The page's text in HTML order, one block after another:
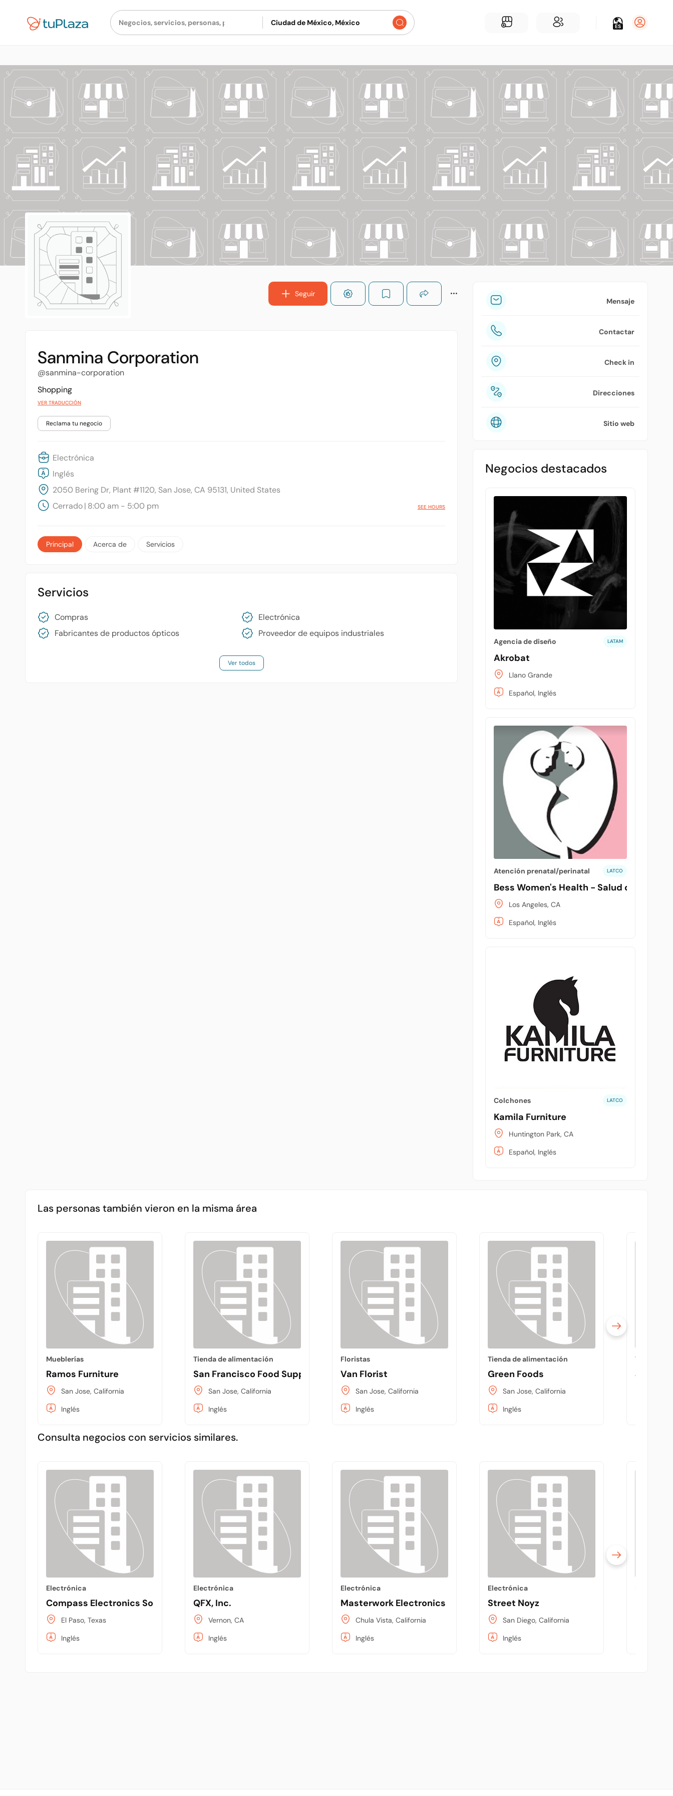
ES
Seguir
Sanmina Corporation
@sanmina-corporation
Shopping
VER TRADUCCIÓN
Reclama tu negocio
Electrónica
Inglés
2050 Bering Dr, Plant #1120, San Jose, CA 95131, United States
Cerrado| 8:00 am - 5:00 pm SEE HOURS
Principal Acerca de Servicios
Servicios
Compras
Electrónica
Fabricantes de productos ópticos
Proveedor de equipos industriales
Ver todos
Mensaje
Contactar
Check in
Direcciones
Sitio web
Negocios destacados
Agencia de diseño LATAM
Akrobat
Llano Grande
Español, Inglés
Atención prenatal/perinatal LATCO
Bess Women's Health - Salud de la
Los Angeles, CA
Español, Inglés
Colchones LATCO
Kamila Furniture
Huntington Park, CA
Español, Inglés
Las personas también vieron en la misma área
Mueblerías
Ramos Furniture
San Jose, California
Inglés
Tienda de alimentación
San Francisco Food Supply
San Jose, California
Inglés
Floristas
Van Florist
San Jose, California
Inglés
Tienda de alimentación
Green Foods
San Jose, California
Inglés
Tienda de
Joseph
Consulta negocios con servicios similares.
Electrónica
Compass Electronics Solutions
El Paso, Texas
Inglés
Electrónica
QFX, Inc.
Vernon, CA
Inglés
Electrónica
Masterwork Electronics Inc.
Chula Vista, California
Inglés
Electrónica
Street Noyz
San Diego, California
Inglés
Para Negocios
Añadir un negocio
Encuentre empresas cerca de ti
Comunidad
Encuentra personas cerca de ti
tuPlaza
Acerca de nosotros